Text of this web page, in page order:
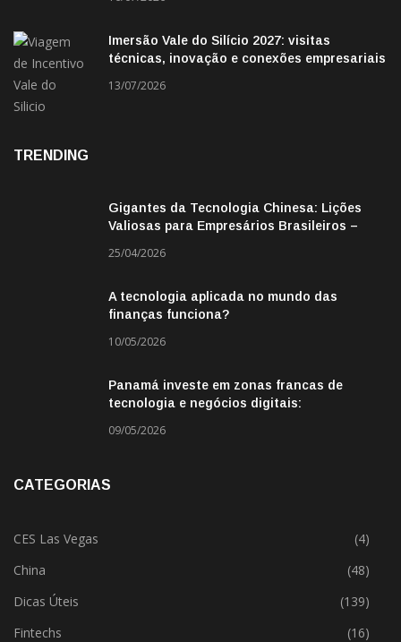
Imersão Vale do Silício 2027: visitas
técnicas, inovação e conexões empresariais
13/07/2026
TRENDING
Gigantes da Tecnologia Chinesa: Lições
Valiosas para Empresários Brasileiros –
25/04/2026
A tecnologia aplicada no mundo das
finanças funciona?
10/05/2026
Panamá investe em zonas francas de
tecnologia e negócios digitais:
09/05/2026
CATEGORIAS
CES Las Vegas
(4)
China
(48)
Dicas Úteis
(139)
Fintechs
(16)